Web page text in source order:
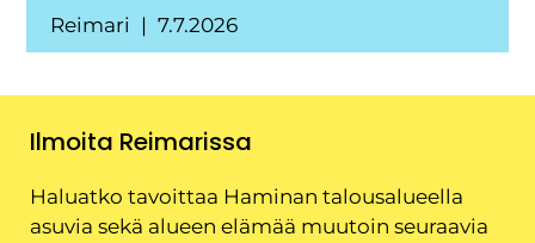
Reimari 7.7.2026
Ilmoita Reimarissa
Haluatko tavoittaa Haminan talousalueella
asuvia sekä alueen elämää muutoin seuraavia